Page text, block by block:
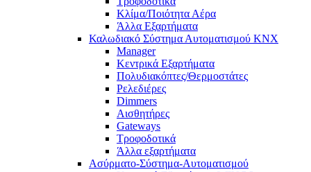
Κλίμα/Ποιότητα Αέρα
Άλλα Εξαρτήματα
Καλωδιακό Σύστημα Αυτοματισμού KNX
Manager
Κεντρικά Εξαρτήματα
Πολυδιακόπτες/Θερμοστάτες
Ρελεδιέρες
Dimmers
Αισθητήρες
Gateways
Τροφοδοτικά
Άλλα εξαρτήματα
Ασύρματο-Σύστημα-Αυτοματισμού